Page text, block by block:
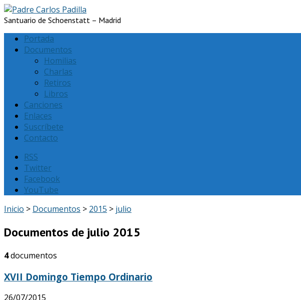
Santuario de Schoenstatt – Madrid
Portada
Documentos
Homilias
Charlas
Retiros
Libros
Canciones
Enlaces
Suscríbete
Contacto
RSS
Twitter
Facebook
YouTube
Inicio > Documentos > 2015 > julio
Documentos de julio 2015
4documentos
XVII Domingo Tiempo Ordinario
26/07/2015